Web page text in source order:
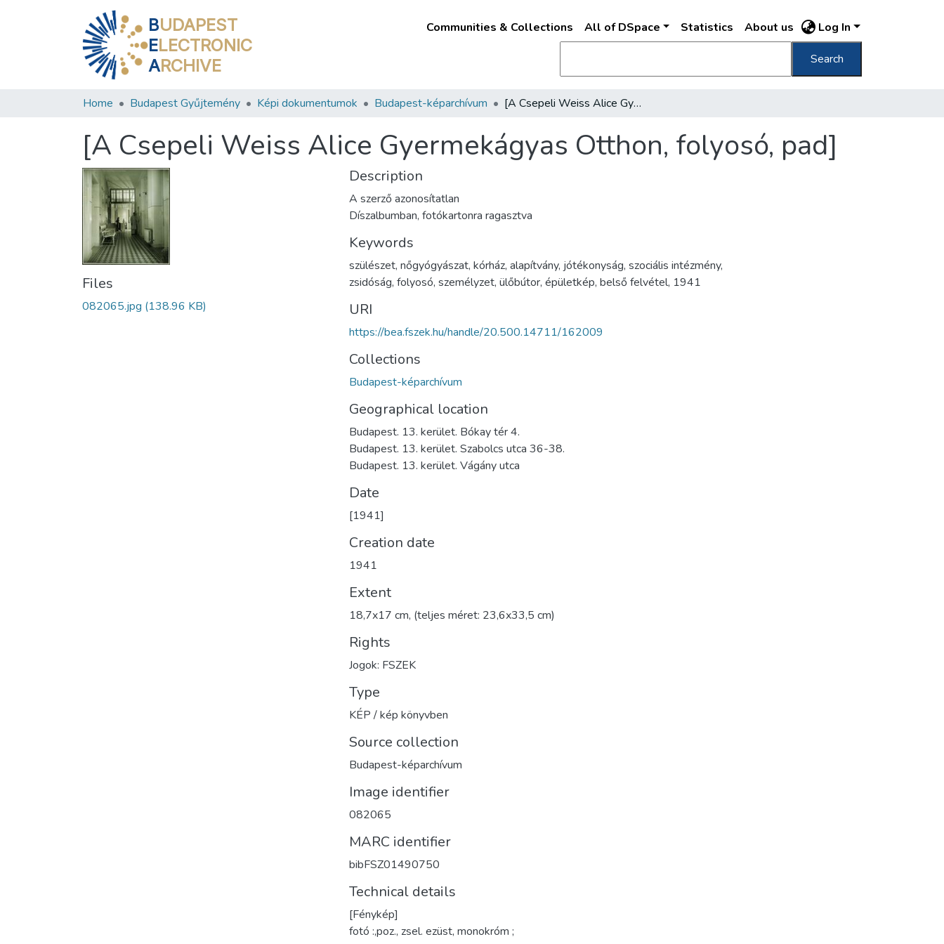
BUDAPEST
ELECTRONIC
ARCHIVE
Communities & Collections All of DSpace Statistics About us Log In
Search
Home Budapest Gyűjtemény Képi dokumentumok Budapest-képarchívum [A Csepeli Weiss Alice Gyermekágyas Otthon, folyosó, pad]
[A Csepeli Weiss Alice Gyermekágyas Otthon, folyosó, pad]
Files
082065.jpg (138.96 KB)
Description
A szerző azonosítatlan
Díszalbumban, fotókartonra ragasztva
Keywords
szülészet, nőgyógyászat, kórház, alapítvány, jótékonyság, szociális intézmény,
zsidóság, folyosó, személyzet, ülőbútor, épületkép, belső felvétel, 1941
URI
https://bea.fszek.hu/handle/20.500.14711/162009
Collections
Budapest-képarchívum
Geographical location
Budapest. 13. kerület. Bókay tér 4.
Budapest. 13. kerület. Szabolcs utca 36-38.
Budapest. 13. kerület. Vágány utca
Date
[1941]
Creation date
1941
Extent
18,7x17 cm, (teljes méret: 23,6x33,5 cm)
Rights
Jogok: FSZEK
Type
KÉP / kép könyvben
Source collection
Budapest-képarchívum
Image identifier
082065
MARC identifier
bibFSZ01490750
Technical details
[Fénykép]
fotó :,poz., zsel. ezüst, monokróm ;